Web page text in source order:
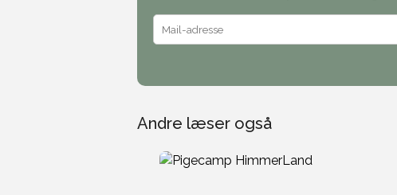
Andre læser også